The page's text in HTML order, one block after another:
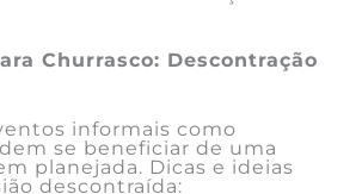
Churrasco: Descontração
informais como
se beneficiar de uma
planejada. Dicas e ideias
descontraída: